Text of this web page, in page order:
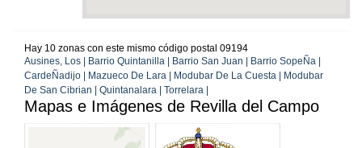
Hay 10 zonas con este mismo código postal 09194
Ausines, Los | Barrio Quintanilla | Barrio San Juan | Barrio SopeÑa |
CardeÑadijo | Mazueco De Lara | Modubar De La Cuesta | Modubar
De San Cibrian | Quintanalara | Torrelara |
Mapas e Imágenes de Revilla del Campo